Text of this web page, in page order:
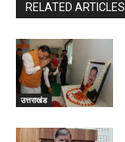
RELATED ARTICLES
उत्तराखंड